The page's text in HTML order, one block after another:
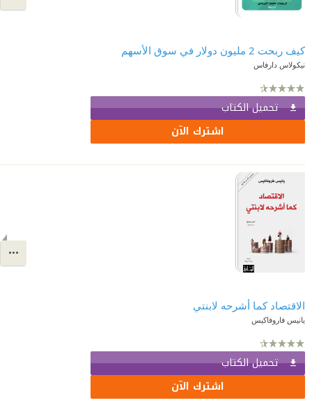
كيف ربحت 2 مليون دولار في سوق الأسهم
نيكولاس دارفاس
تحميل الكتاب
اشترك الآن
الاقتصاد كما أشرحه لابنتي
يانيس فاروفاكيس
تحميل الكتاب
اشترك الآن